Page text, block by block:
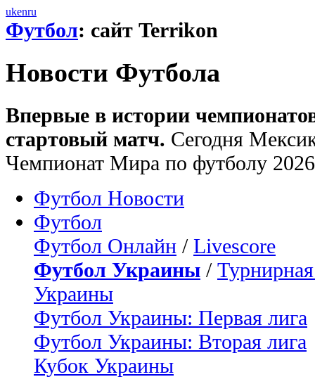
ukenru
Футбол: сайт Terrikon
Новости Футбола
Впервые в истории
стартовый матч. Сегодня
Чемпионат Мира по футболу 2026
Футбол Новости
Футбол
Футбол Онлайн / Livescore
Футбол Украины /
Украины
Футбол Украины: Первая лига
Футбол Украины: Вторая лига
Кубок Украины